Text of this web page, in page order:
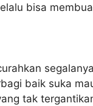
bisa
segalanya
baik suka
tak